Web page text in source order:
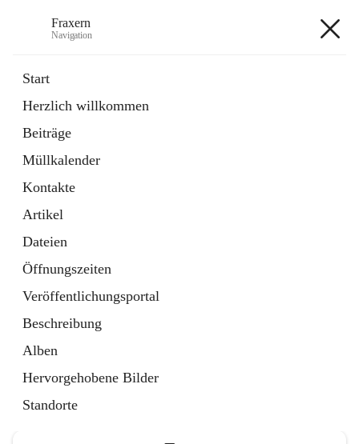
Fraxern
Navigation
Start
Herzlich willkommen
Beiträge
Müllkalender
Kontakte
Artikel
Dateien
Öffnungszeiten
Veröffentlichungsportal
Beschreibung
Alben
Hervorgehobene Bilder
Standorte
Ordner
in
Tab
Formulare
Artikel
öffnet
in
neuem
Tab